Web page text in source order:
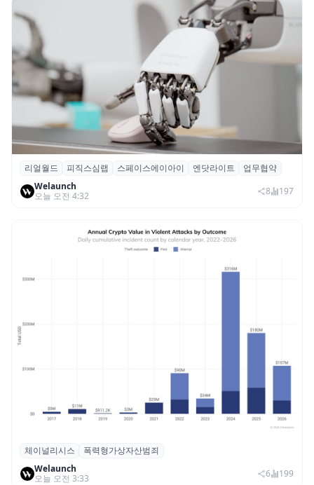
리얼월드, 로봇테크 스타트업 3곳과 손잡고
휴머노이드 표준 만든다
리얼월드 피직스심랩 스페이스에이아이 엔닷라이트
업무협약
Welaunch
오늘 오전 4:32
8 197
체이널리시스 “가상자산 보유자 대상 폭력
범죄 증가…상반기 탈취액 3000만 달러 돌파
체이널리시스
폭력형가상자산범죄
Welaunch
오늘 오전 3:33
6 199